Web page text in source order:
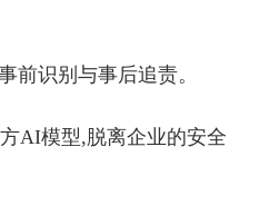
前识别与事后追责。
AI模型,脱离企业的安全